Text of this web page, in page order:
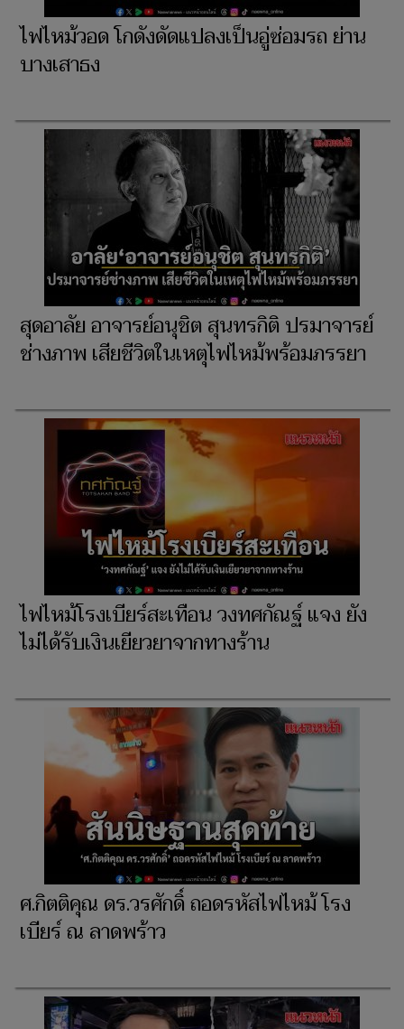
ไฟไหม้วอด โกดังดัดแปลงเป็นอู่ซ่อมรถ ย่าน
บางเสาธง
สุดอาลัย อาจารย์อนุชิต สุนทรกิติ ปรมาจารย์
ช่างภาพ เสียชีวิตในเหตุไฟไหม้พร้อมภรรยา
ไฟไหม้โรงเบียร์สะเทือน วงทศกัณฐ์ แจง ยัง
ไม่ได้รับเงินเยียวยาจากทางร้าน
ศ.กิตติคุณ ดร.วรศักดิ์ ถอดรหัสไฟไหม้ โรง
เบียร์ ณ ลาดพร้าว